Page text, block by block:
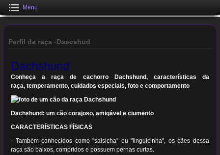
Menu
Perfil da raça -Dascshud
Dachshund
Conheça a raça de cachorro Dachshund, características da
raça, temperamento, cuidados especiais, foto e comportamento
Dachshund: um cão corajoso, amigável e ciumento
CARACTERÍSTICAS FÍSICAS
- Também conhecidos como "salsicha" ou "linguicinha", os cães dessa
raça são baixos, compridos e possuem pernas curtas.